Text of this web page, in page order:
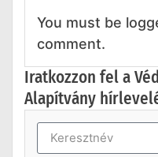
You must be
comment.
Iratkozzon fel a
Alapítvány